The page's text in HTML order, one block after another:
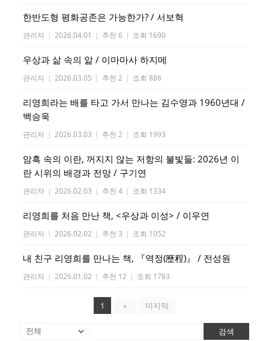
한반도형 평화공존은 가능한가? / 서보혁
관리자 | 2026.04.01 | 추천 6 | 조회 1690
우상과 삶 속의 앎 / 이마마사 하지메
관리자 | 2026.03.05 | 추천 2 | 조회 886
리영희라는 배를 타고 가서 만나는 김수영과 1960년대 /
백승욱
관리자 | 2026.03.03 | 추천 2 | 조회 1993
암흑 속의 이란, 꺼지지 않는 저항의 불빛들: 2026년 이
란 시위의 배경과 전망 / 구기연
관리자 | 2026.02.03 | 추천 4 | 조회 1334
리영희를 처음 만난 책, <우상과 이성> / 이우연
관리자 | 2026.02.02 | 추천 3 | 조회 1052
내 친구 리영희를 만나는 책, 『역정(歷程)』 / 전성원
관리자 | 2026.01.02 | 추천 12 | 조회 1783
1 » 마지막
검색